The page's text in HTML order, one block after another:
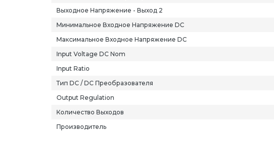
Выходное Напряжение - Выход 2
Минимальное Входное Напряжение DC
Максимальное Входное Напряжение DC
Input Voltage DC Nom
Input Ratio
Тип DC / DC Преобразователя
Output Regulation
Количество Выходов
Производитель